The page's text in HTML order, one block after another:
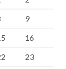
9
16
23